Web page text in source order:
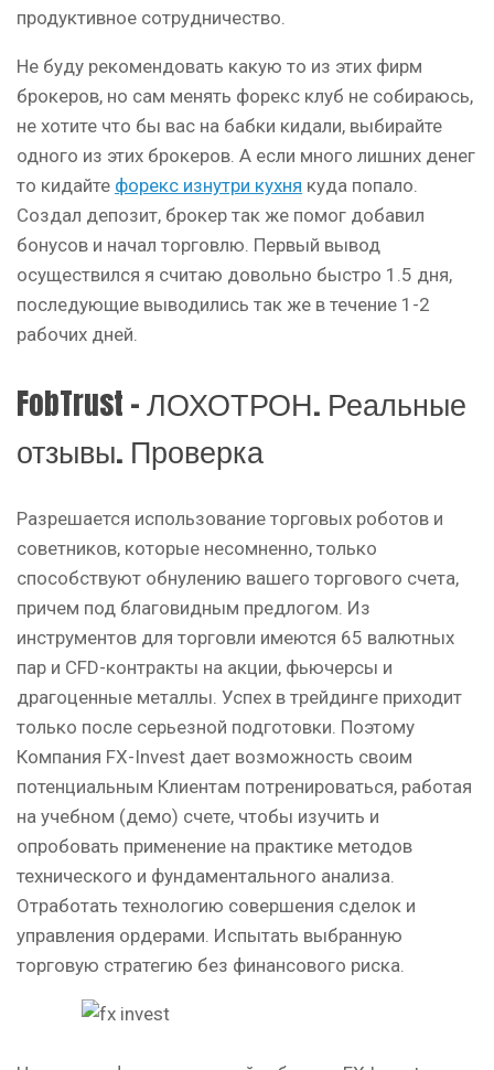
продуктивное сотрудничество.
Не буду рекомендовать какую то из этих фирм
брокеров, но сам менять форекс клуб не собираюсь,
не хотите что бы вас на бабки кидали, выбирайте
одного из этих брокеров. А если много лишних денег
то кидайте форекс изнутри кухня куда попало.
Создал депозит, брокер так же помог добавил
бонусов и начал торговлю. Первый вывод
осуществился я считаю довольно быстро 1.5 дня,
последующие выводились так же в течение 1-2
рабочих дней.
FobTrust – ЛОХОТРОН. Реальные
отзывы. Проверка
Разрешается использование торговых роботов и
советников, которые несомненно, только
способствуют обнулению вашего торгового счета,
причем под благовидным предлогом. Из
инструментов для торговли имеются 65 валютных
пар и CFD-контракты на акции, фьючерсы и
драгоценные металлы. Успех в трейдинге приходит
только после серьезной подготовки. Поэтому
Компания FX-Invest дает возможность своим
потенциальным Клиентам потренироваться, работая
на учебном (демо) счете, чтобы изучить и
опробовать применение на практике методов
технического и фундаментального анализа.
Отработать технологию совершения сделок и
управления ордерами. Испытать выбранную
торговую стратегию без финансового риска.